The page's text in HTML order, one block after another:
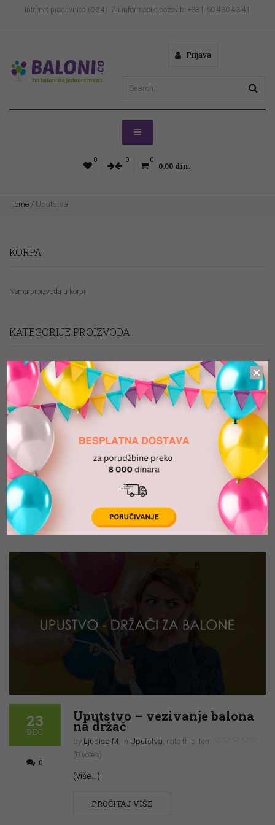
Internet prodavnica (0-24). Za informacije pozovite +381 60 430 43 41
Prijava
0 0 0
0.00 din.
Home / Uputstva
KORPA
Nema proizvoda u korpi
KATEGORIJE PROIZVODA
Artikli na promociji
Folija baloni
Folija brojevi SVI
Lateks baloni
Oprema za dekoracije
ARCHIVE FOR CATEGORY:
UPUTSTVA
23
DEC
0
Uputstvo – vezivanje balona
na držač
by Ljubisa M , in Uputstva rate this item
(0 votes)
(više…)
PROČITAJ VIŠE